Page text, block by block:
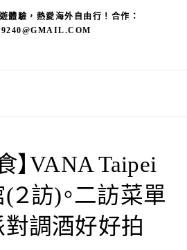
體驗，熱愛海外自由行！合作：
】VANA Taipei
訪)。二訪菜單
調酒好好拍